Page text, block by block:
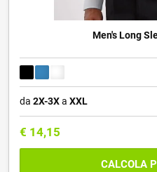
Men's Long
da 2X-3Xa XXL
€ 14,15
CALCOLA